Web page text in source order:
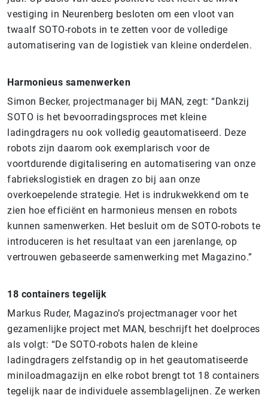
vestiging in Neurenberg besloten om een vloot van
twaalf SOTO-robots in te zetten voor de volledige
automatisering van de logistiek van kleine onderdelen.
Harmonieus samenwerken
Simon Becker, projectmanager bij MAN, zegt: “Dankzij
SOTO is het bevoorradingsproces met kleine
ladingdragers nu ook volledig geautomatiseerd. Deze
robots zijn daarom ook exemplarisch voor de
voortdurende digitalisering en automatisering van onze
fabriekslogistiek en dragen zo bij aan onze
overkoepelende strategie. Het is indrukwekkend om te
zien hoe efficiënt en harmonieus mensen en robots
kunnen samenwerken. Het besluit om de SOTO-robots te
introduceren is het resultaat van een jarenlange, op
vertrouwen gebaseerde samenwerking met Magazino.”
18 containers tegelijk
Markus Ruder, Magazino’s projectmanager voor het
gezamenlijke project met MAN, beschrijft het doelproces
als volgt: “De SOTO-robots halen de kleine
ladingdragers zelfstandig op in het geautomatiseerde
miniloadmagazijn en elke robot brengt tot 18 containers
tegelijk naar de individuele assemblagelijnen. Ze werken